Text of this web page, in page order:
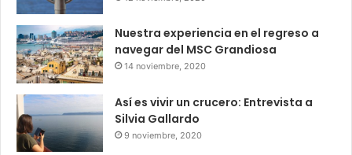
Nuestra experiencia en el regreso a
navegar del MSC Grandiosa
14 noviembre, 2020
Así es vivir un crucero: Entrevista a
Silvia Gallardo
9 noviembre, 2020